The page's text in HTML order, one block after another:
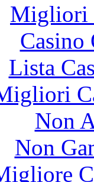
Migliori
Lista
Non
Non